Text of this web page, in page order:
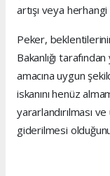
artışı veya herhangi
Peker,
Bakanlığı
amacına uygun
iskanını henüz
yararlandırılması
giderilmesi